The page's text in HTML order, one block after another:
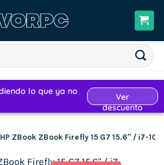
HP ZBook ZBook Firefly 15 G7 15.6″ / i7-